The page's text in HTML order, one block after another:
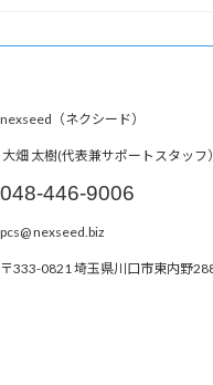
nexseed（ネクシード）
大畑 太樹(代表兼サポートスタッフ）
048-446-9006
pcs@ nexseed.biz
〒333-0821 埼玉県川口市東内野